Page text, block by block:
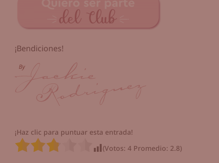
¡Bendiciones!
¡Haz clic para puntuar esta entrada!
(Votos: 4 Promedio: 2.8)